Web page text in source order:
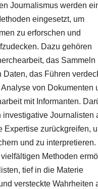
Journalismus werden
eingesetzt, um
zu erforschen und
Dazu gehören
das Sammeln
Daten, das Führen
Analyse von Dokumenten
mit Informanten.
investigative Journalisten
Expertise zurückgreifen,
und zu interpretieren.
Methoden
tief in die Materie
versteckte Wahrheiten